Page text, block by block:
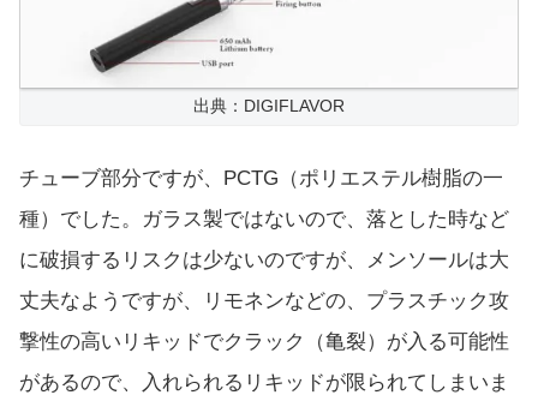
出典：DIGIFLAVOR
チューブ部分ですが、PCTG（ポリエステル樹脂の一
種）でした。ガラス製ではないので、落とした時など
に破損するリスクは少ないのですが、メンソールは大
丈夫なようですが、リモネンなどの、プラスチック攻
撃性の高いリキッドでクラック（亀裂）が入る可能性
があるので、入れられるリキッドが限られてしまいま